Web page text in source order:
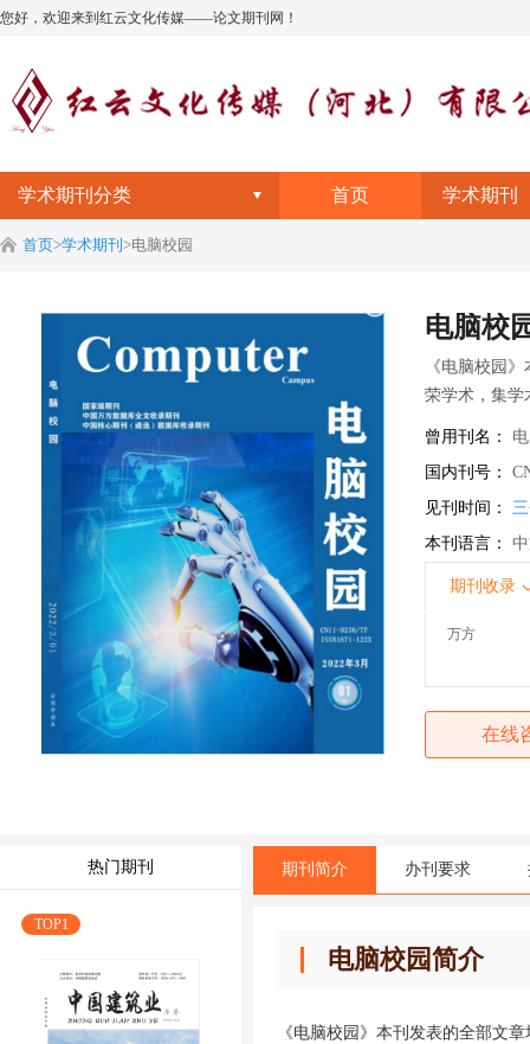
您好，欢迎来到红云文化传媒——论文期刊网！
学术期刊分类 首页 学术期刊
首页>学术期刊 >电脑校园
电脑校
《电脑校园
荣学术，集学
不同方向问
曾用刊名：
国内刊号：
见刊时间：
本刊语言：
期刊收录
万方
在线
热门期刊
TOP1
期刊简介 办刊要求
电脑校园简介
《电脑校园》本刊发表的全部文